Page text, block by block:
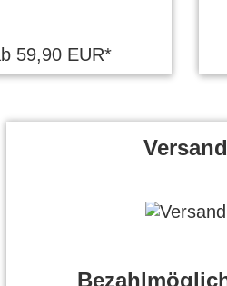
59,90 EUR*
Versand